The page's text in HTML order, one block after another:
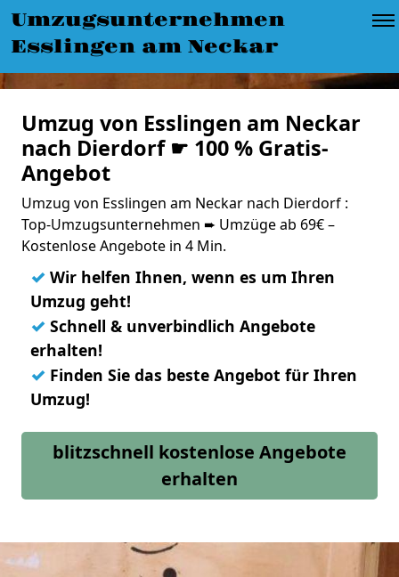
Umzugsunternehmen
Esslingen am Neckar
Umzug von Esslingen am Neckar
nach Dierdorf ☛ 100 % Gratis-
Angebot
Umzug von Esslingen am Neckar nach Dierdorf :
Top-Umzugsunternehmen ➨ Umzüge ab 69€ –
Kostenlose Angebote in 4 Min.
✓ Wir helfen Ihnen, wenn es um Ihren
Umzug geht!
✓ Schnell & unverbindlich Angebote
erhalten!
✓ Finden Sie das beste Angebot für Ihren
Umzug!
blitzschnell kostenlose Angebote
erhalten